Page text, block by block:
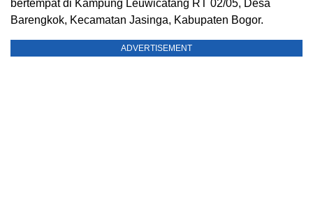
bertempat di Kampung Leuwicatang RT 02/05, Desa
Barengkok, Kecamatan Jasinga, Kabupaten Bogor.
ADVERTISEMENT